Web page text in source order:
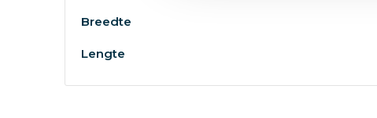
Breedte
Lengte